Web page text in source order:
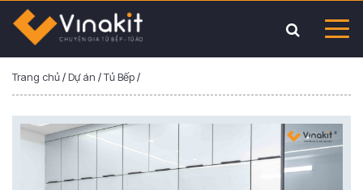
Trang chủ/Dự án /Tủ Bếp/